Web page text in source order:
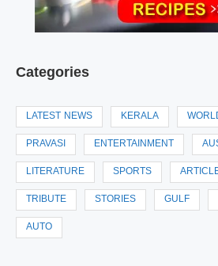
Categories
LATEST NEWS KERALA
PRAVASI ENTERTAINMENT
LITERATURE SPORTS
TRIBUTE STORIES GULF
AUTO